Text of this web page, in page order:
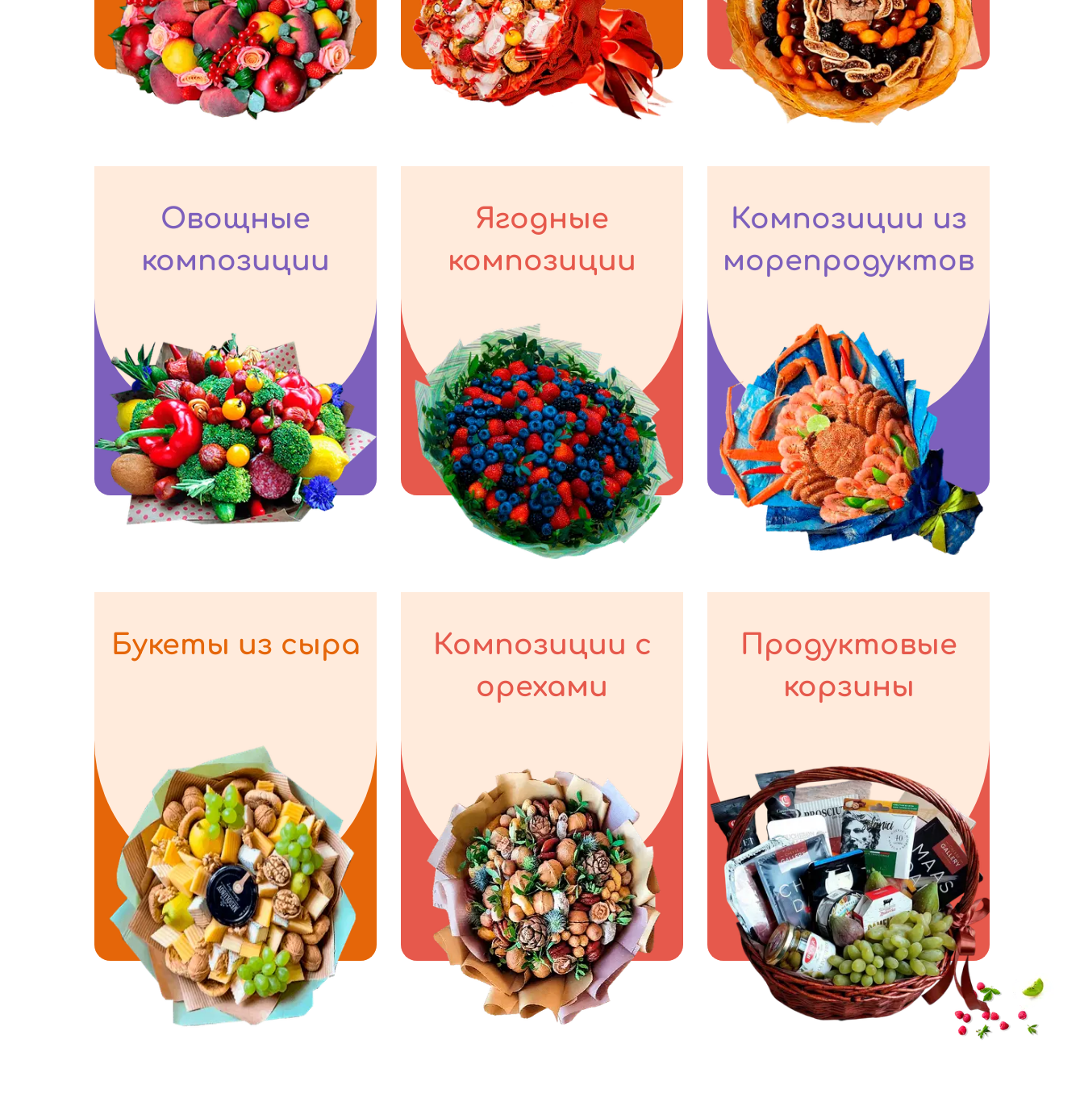
Овощные
композиции
Ягодные
композиции
Композиции из
морепродуктов
Букеты из сыра
Композиции с
орехами
Продуктовые
корзины